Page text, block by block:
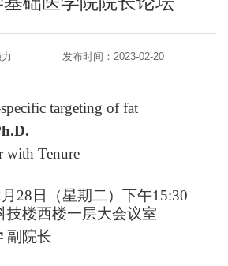
发布时间：2023-02-20
targeting of fat
with Tenure
月 28 日（星期二）下午15:30
技楼西楼一层大会议室
副院长